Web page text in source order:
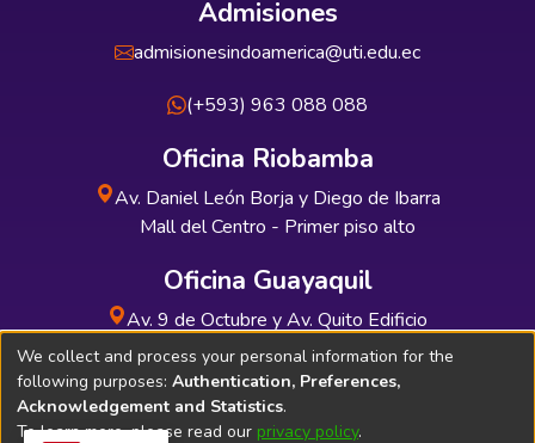
Admisiones
admisionesindoamerica@uti.edu.ec
(+593) 963 088 088
Oficina Riobamba
Av. Daniel León Borja y Diego de Ibarra
Mall del Centro - Primer piso alto
Oficina Guayaquil
Av. 9 de Octubre y Av. Quito Edificio
INDUAUTO - Planta baja
We collect and process your personal information for the
following purposes: Authentication, Preferences,
Acknowledgement and Statistics.
To learn more, please read our privacy policy.